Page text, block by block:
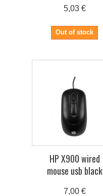
5,03 €
Out of stock
HP X900 wired
mouse usb black
7,00 €